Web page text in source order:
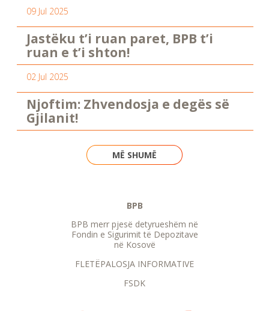
09 Jul 2025
Jastëku t’i ruan paret, BPB t’i
ruan e t’i shton!
02 Jul 2025
Njoftim: Zhvendosja e degës së
Gjilanit!
MË SHUMË
BPB
BPB merr pjesë detyrueshëm në
Fondin e Sigurimit të Depozitave
në Kosovë
FLETËPALOSJA INFORMATIVE
FSDK